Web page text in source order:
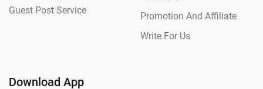
Guest Post Service
Promotion And Affiliate
Write For Us
Download App